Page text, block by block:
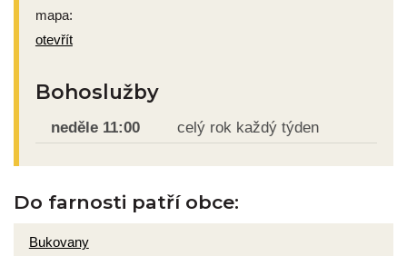
mapa:
otevřít
Bohoslužby
neděle11:00 celý rok každý týden
Do farnosti patří obce:
Bukovany